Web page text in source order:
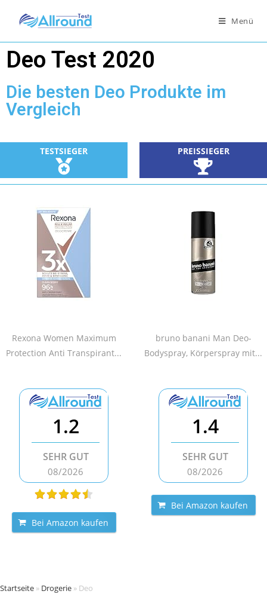
Menü
Deo Test 2020
Die besten Deo Produkte im
Vergleich
TESTSIEGER PREISSIEGER
Rexona Women Maximum
Protection Anti Transpirant...
bruno banani Man Deo-
Bodyspray, Körperspray mit...
1.2
SEHR GUT
08/2026
Bei Amazon kaufen
1.4
SEHR GUT
08/2026
Bei Amazon kaufen
Startseite » Drogerie » Deo